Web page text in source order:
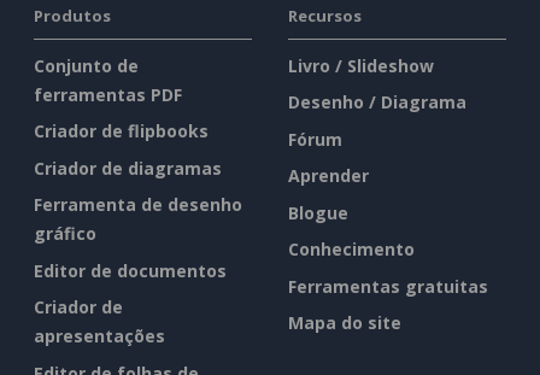
Produtos
Conjunto de
ferramentas PDF
Criador de flipbooks
Criador de diagramas
Ferramenta de desenho
gráfico
Editor de documentos
Criador de
apresentações
Recursos
Livro / Slideshow
Desenho / Diagrama
Fórum
Aprender
Blogue
Conhecimento
Ferramentas gratuitas
Mapa do site